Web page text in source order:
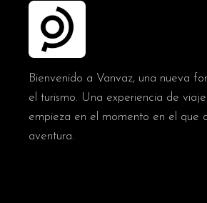
Bienvenido a Vanvaz, una nueva
el turismo. Una experiencia de
empieza en el momento en el que
aventura.